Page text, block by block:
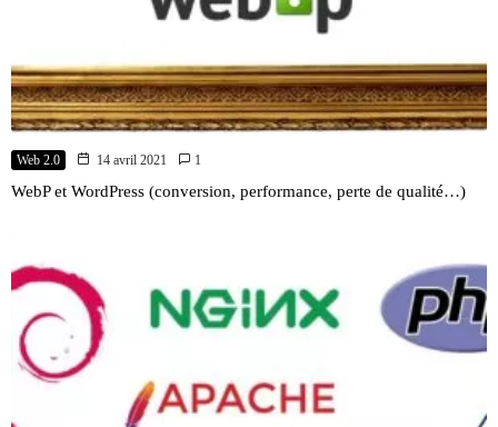
Web 2.0 14 avril 2021 1
WebP et WordPress (conversion, performance, perte de qualité…)